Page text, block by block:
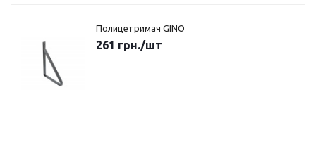
Полицетримач GINO
261 грн./шт